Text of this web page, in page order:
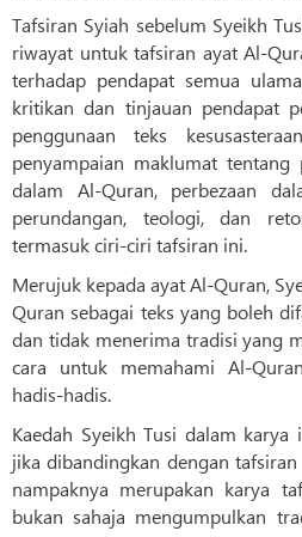
Tafsiran Syiah sebelum Syeikh
riwayat untuk tafsiran ayat Al-
terhadap pendapat semua
kritikan dan tinjauan pendapat
penggunaan teks
penyampaian maklumat
dalam Al-Quran, perbezaan
perundangan, teologi, dan
termasuk ciri-ciri tafsiran ini.
Merujuk kepada ayat Al-Quran,
Quran sebagai teks yang boleh
dan tidak menerima tradisi yang
cara untuk memahami Al-
hadis-hadis.
Kaedah Syeikh Tusi dalam
jika dibandingkan dengan
nampaknya merupakan karya
bukan sahaja mengumpulkan